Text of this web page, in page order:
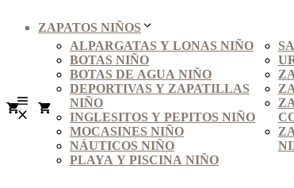
ZAPATOS NIÑOS
ALPARGATAS Y LONAS NIÑO
BOTAS NIÑO
BOTAS DE AGUA NIÑO
DEPORTIVAS Y ZAPATILLAS
NIÑO
INGLESITOS Y PEPITOS NIÑO
MOCASINES NIÑO
NÁUTICOS NIÑO
PLAYA Y PISCINA NIÑO